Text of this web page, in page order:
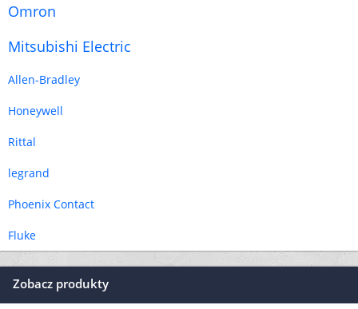
Omron
Mitsubishi Electric
Allen-Bradley
Honeywell
Rittal
legrand
Phoenix Contact
Fluke
Zobacz produkty